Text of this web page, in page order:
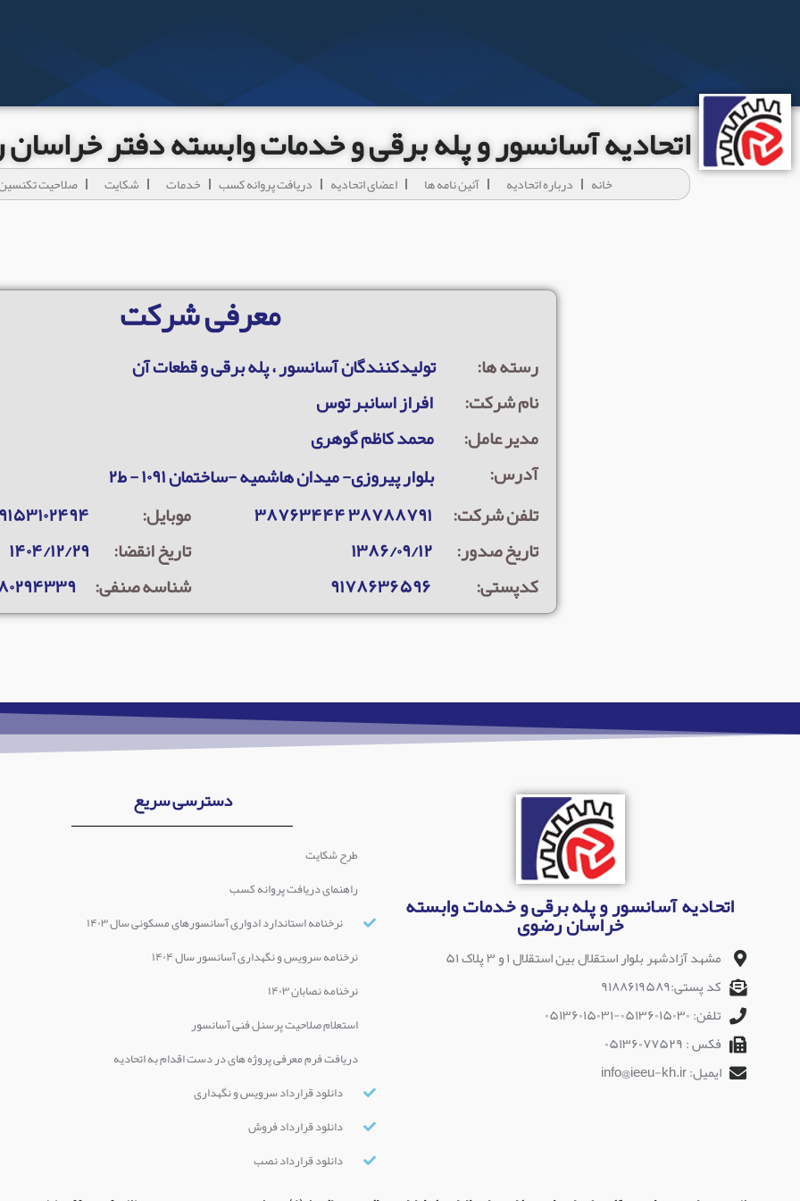
اتحادیه آسانسور و پله برقی و خدمات وابسته دفتر
خانه درباره اتحادیه آئين نامه ها اعضای اتحادیه دریافت پروانه کسب خدمات شکایت صلاحیت
معرفی شرکت
رسته ها:
تولیدکنندگان آسانسور ، پله برقی و قطعات آن
نام شرکت:
افراز اسانبر توس
مدیر عامل:
محمد کاظم گوهری
آدرس:
بلوار پیروزی- میدان هاشمیه -ساختمان ۱۰۹۱ - ط۲
تلفن شرکت:
۳۸۷۸۸۷۹۱ ۳۸۷۶۳۴۴۴ موبایل:
تاریخ صدور:
۱۳۸۶/۰۹/۱۲ تاریخ انقضا:
۱۴۰۴/۱۲/۲۹
کدپستی:
۹۱۷۸۶۳۶۵۹۶ شناسه صنفی:
اتحادیه آسانسور و پله برقی و خدمات وابسته
خراسان رضوی
مشهد آزادشهر بلوار استقلال بین استقلال ۱ و ۳ پلاک ۵۱
کد پستی:۹۱۸۸۶۱۹۵۸۹
تلفن: ۰۵۱۳۶۰۱۵۰۳۰-۰۵۱۳۶۰۱۵۰۳۱
فکس : ۰۵۱۳۶۰۷۷۵۲۹
ایمیل: info@ieeu-kh.ir
دسترسی سریع
طرح شکایت
راهنمای دریافت پروانه کسب
نرخنامه استاندارد ادواری آسانسورهای مسکونی سال ۱۴۰۳
نرخنامه سرویس و نگهداری آسانسور سال ۱۴۰۴
نرخنامه نصابان ۱۴۰۳
استعلام صلاحیت پرسنل فنی آسانسور
دریافت فرم معرفی پروژه های در دست اقدام به اتحادیه
دانلود قرارداد سرویس و نگهداری
دانلود قرارداد فروش
دانلود قرارداد نصب